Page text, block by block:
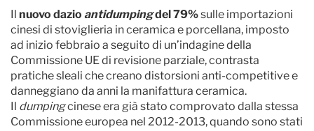
Il nuovo dazio antidumpingdel 79%sulle importazioni
cinesi di stoviglieria in ceramica e porcellana, imposto
ad inizio febbraio a seguito di un’indagine della
Commissione UE di revisione parziale, contrasta
pratiche sleali che creano distorsioni anti-competitive e
danneggiano da anni la manifattura ceramica.
Il dumpingcinese era già stato comprovato dalla stessa
Commissione europea nel 2012-2013, quando sono stati